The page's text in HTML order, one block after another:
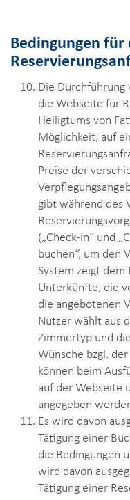
Bedingungen für
Die Durchführung
die Webseite für
Heiligtums von
Möglichkeit, auf
Preise der
gibt während des
(„Check-in“ und
buchen“, um den
System zeigt
Unterkünfte, die
die angebotenen
Nutzer wählt aus
Zimmertyp und
Wünsche bzgl.
können beim
auf der Webseite
angegeben
Es wird davon
Tätigung einer
die Bedingungen
wird davon
Tätigung einer